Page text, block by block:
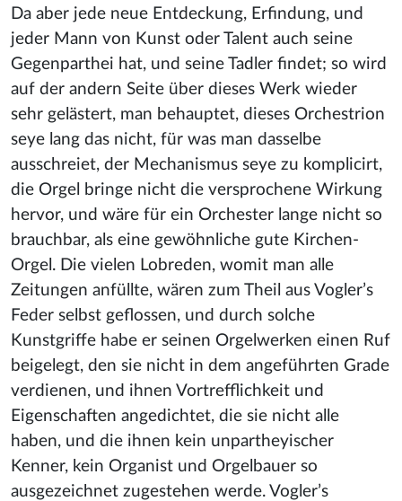
Da aber jede neue Entdeckung, Erfindung, und
jeder Mann von Kunst oder Talent auch seine
Gegenparthei hat, und seine Tadler findet; so wird
auf der andern Seite über dieses Werk wieder
sehr gelästert, man behauptet, dieses Orchestrion
seye lang das nicht, für was man dasselbe
ausschreiet, der Mechanismus seye zu komplicirt,
die Orgel bringe nicht die versprochene Wirkung
hervor, und wäre für ein Orchester lange nicht so
brauchbar, als eine gewöhnliche gute Kirchen-
Orgel. Die vielen Lobreden, womit man alle
Zeitungen anfüllte, wären zum Theil aus Vogler’s
Feder selbst geflossen, und durch solche
Kunstgriffe habe er seinen Orgelwerken einen Ruf
beigelegt, den sie nicht in dem angeführten Grade
verdienen, und ihnen Vortrefflichkeit und
Eigenschaften angedichtet, die sie nicht alle
haben, und die ihnen kein unpartheyischer
Kenner, kein Organist und Orgelbauer so
ausgezeichnet zugestehen werde. Vogler’s